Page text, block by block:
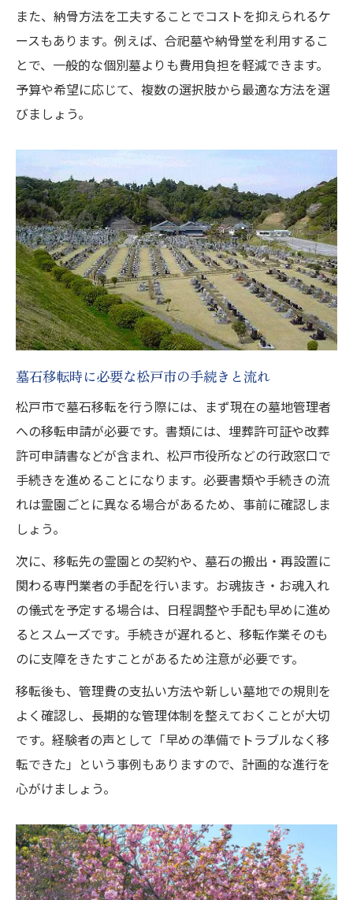
また、納骨方法を工夫することでコストを抑えられるケ
ースもあります。例えば、合祀墓や納骨堂を利用するこ
とで、一般的な個別墓よりも費用負担を軽減できます。
予算や希望に応じて、複数の選択肢から最適な方法を選
びましょう。
墓石移転時に必要な松戸市の手続きと流れ
松戸市で墓石移転を行う際には、まず現在の墓地管理者
への移転申請が必要です。書類には、埋葬許可証や改葬
許可申請書などが含まれ、松戸市役所などの行政窓口で
手続きを進めることになります。必要書類や手続きの流
れは霊園ごとに異なる場合があるため、事前に確認しま
しょう。
次に、移転先の霊園との契約や、墓石の搬出・再設置に
関わる専門業者の手配を行います。お魂抜き・お魂入れ
の儀式を予定する場合は、日程調整や手配も早めに進め
るとスムーズです。手続きが遅れると、移転作業そのも
のに支障をきたすことがあるため注意が必要です。
移転後も、管理費の支払い方法や新しい墓地での規則を
よく確認し、長期的な管理体制を整えておくことが大切
です。経験者の声として「早めの準備でトラブルなく移
転できた」という事例もありますので、計画的な進行を
心がけましょう。